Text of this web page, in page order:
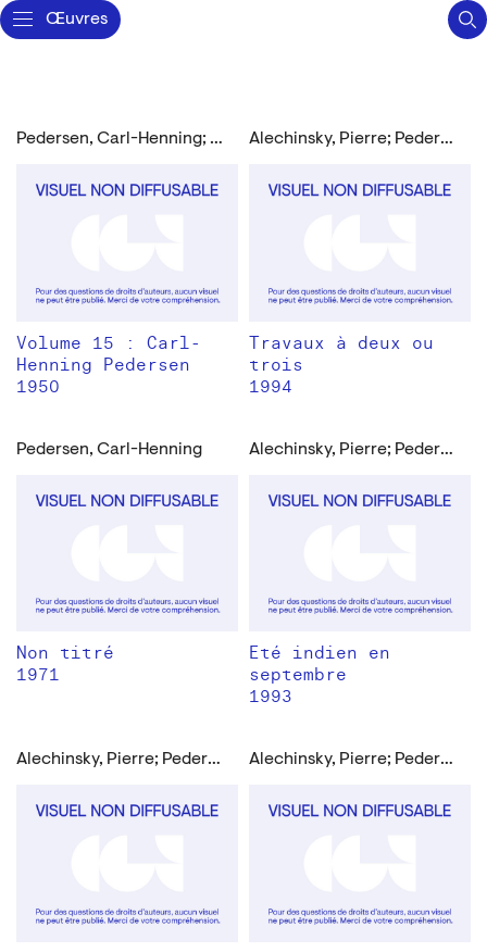
Œuvres
Pedersen, Carl-Henning; Dotremont, Christian
Volume 15 : Carl-
Henning Pedersen
1950
Alechinsky, Pierre; Pedersen, Carl-Henning
Travaux à deux ou
trois
1994
Pedersen, Carl-Henning
Non titré
1971
Alechinsky, Pierre; Pedersen, Carl-Henning
Eté indien en
septembre
1993
Alechinsky, Pierre; Pedersen, Carl-Henning Alechinsky, Pierre; Pedersen, Carl-Henning